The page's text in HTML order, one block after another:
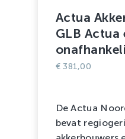
Actua
GLB Actua
€381,00
De Actua
bevat